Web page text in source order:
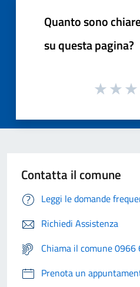
Quanto sono
su questa pagina?
Contatta il comune
Leggi le domande
Richiedi Assistenza
Chiama il comune
Prenota un